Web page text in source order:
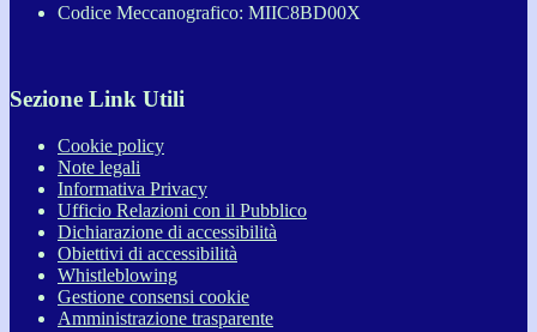
Codice Meccanografico: MIIC8BD00X
Sezione Link Utili
Cookie policy
Note legali
Informativa Privacy
Ufficio Relazioni con il Pubblico
Dichiarazione di accessibilità
Obiettivi di accessibilità
Whistleblowing
Gestione consensi cookie
Amministrazione trasparente